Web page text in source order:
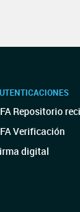
Repositorio
Verificación
digital